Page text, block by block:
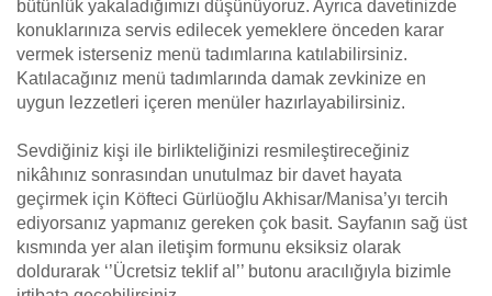
bütünlük yakaladığımızı düşünüyoruz. Ayrıca davetinizde
konuklarınıza servis edilecek yemeklere önceden karar
vermek isterseniz menü tadımlarına katılabilirsiniz.
Katılacağınız menü tadımlarında damak zevkinize en
uygun lezzetleri içeren menüler hazırlayabilirsiniz.
Sevdiğiniz kişi ile birlikteliğinizi resmileştireceğiniz
nikâhınız sonrasından unutulmaz bir davet hayata
geçirmek için Köfteci Gürlüoğlu Akhisar/Manisa’yı tercih
ediyorsanız yapmanız gereken çok basit. Sayfanın sağ üst
kısmında yer alan iletişim formunu eksiksiz olarak
doldurarak ‘’Ücretsiz teklif al’’ butonu aracılığıyla bizimle